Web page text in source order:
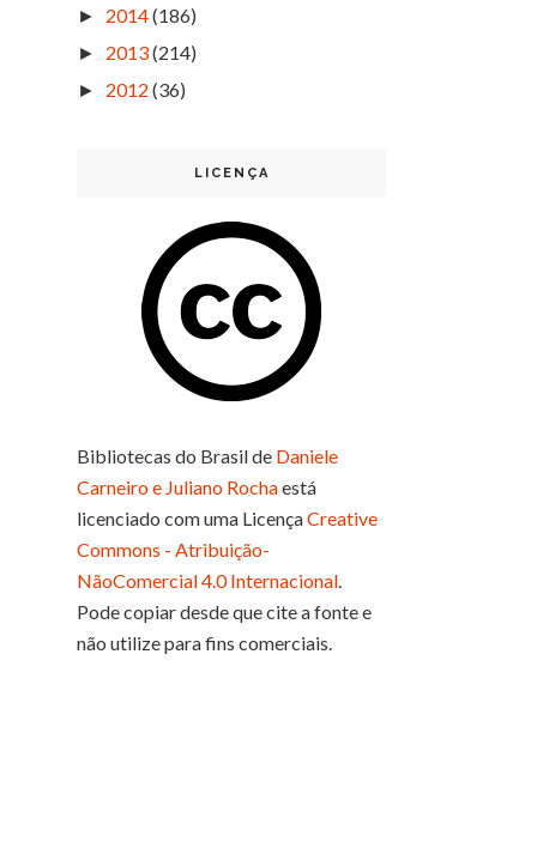
► 2014(186)
► 2013(214)
► 2012 (36)
LICENÇA
Bibliotecas do Brasilde Daniele
Carneiro e Juliano Rochaestá
licenciado com uma LicençaCreative
Commons - Atribuição-
NãoComercial 4.0 Internacional.
Pode copiar desde que cite a fonte e
não utilize para fins comerciais.